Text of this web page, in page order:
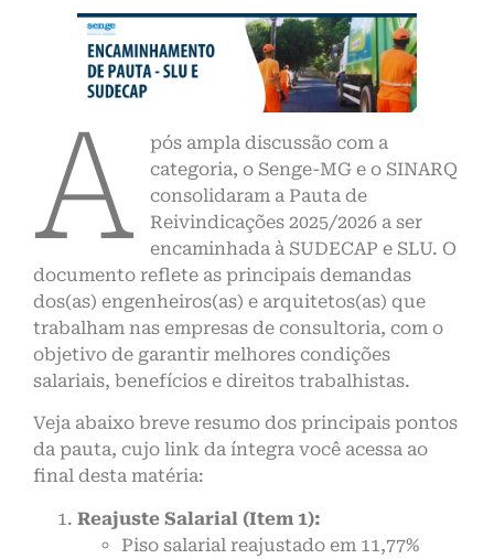
A
pós ampla discussão com a
categoria, o Senge-MG e o SINARQ
consolidaram a Pauta de
Reivindicações 2025/2026 a ser
encaminhada à SUDECAP e SLU. O
documento reflete as principais demandas
dos(as) engenheiros(as) e arquitetos(as) que
trabalham nas empresas de consultoria, com o
objetivo de garantir melhores condições
salariais, benefícios e direitos trabalhistas.
Veja abaixo breve resumo dos principais pontos
da pauta, cujo link da íntegra você acessa ao
final desta matéria:
Reajuste Salarial (Item 1):
Piso salarial reajustado em 11,77%